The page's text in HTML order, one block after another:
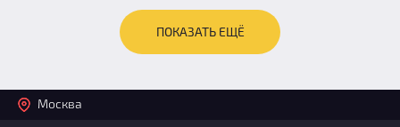
ПОКАЗАТЬ ЕЩЁ
Москва